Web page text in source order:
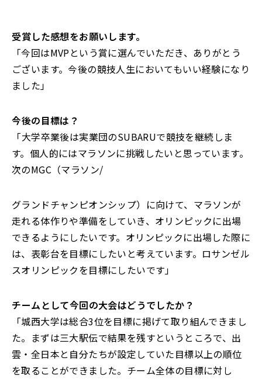
――受賞した感想をお願いします。
「今回はMVPという賞に選んでいただき、ありがとう
ございます。今後の競技人生においてもいい経験になり
ました」
――今後の目標は？
「大学卒業後は実業団のSUBARUで競技を継続しま
す。個人的にはマラソンに挑戦したいと思っています。
次のMGC（マラソン/
グランドチャンピオンシップ）に向けて、マラソンが
走れる体作りや準備をしていき、オリンピックに出場
できるようにしたいです。オリンピックに出場した際に
は、表彰台を目標にしたいと考えています。ロサンゼル
スオリンピックを目標にしたいです」
――チームとして今回の大会はどうでしたか？
「城西大学は総合3位を目標に掲げて取り組んできまし
た。まずは三大駅伝で結果を残すというところで、出
雲・全日本と自分たちが設定していた目標以上の順位
を取ることができました。チーム全体の目標に対し